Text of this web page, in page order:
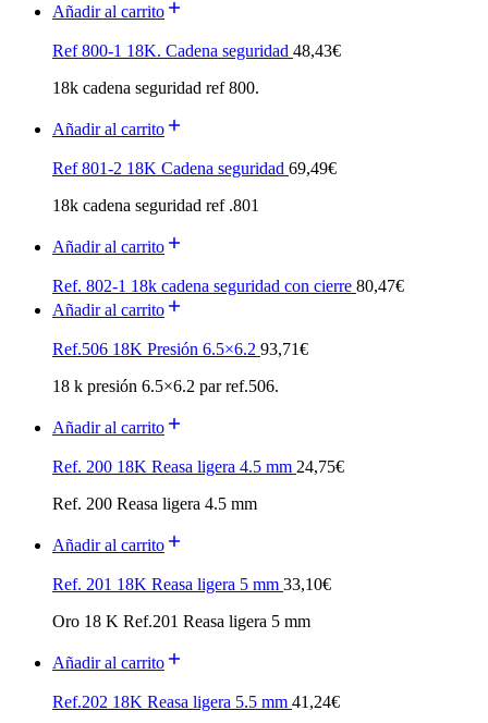
Añadir al carrito
Ref 800-1 18K. Cadena seguridad 48,43€
18k cadena seguridad ref 800.
Añadir al carrito
Ref 801-2 18K Cadena seguridad 69,49€
18k cadena seguridad ref .801
Añadir al carrito
Ref. 802-1 18k cadena seguridad con cierre 80,47€
Añadir al carrito
Ref.506 18K Presión 6.5×6.2 93,71€
18 k presión 6.5×6.2 par ref.506.
Añadir al carrito
Ref. 200 18K Reasa ligera 4.5 mm 24,75€
Ref. 200 Reasa ligera 4.5 mm
Añadir al carrito
Ref. 201 18K Reasa ligera 5 mm 33,10€
Oro 18 K Ref.201 Reasa ligera 5 mm
Añadir al carrito
Ref.202 18K Reasa ligera 5.5 mm 41,24€